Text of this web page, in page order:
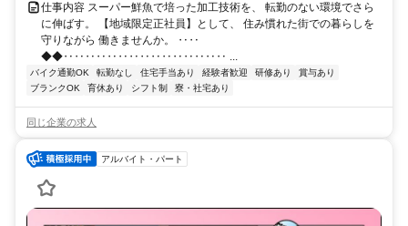
仕事内容 スーパー鮮魚で培った加工技術を、 転勤のない環境でさら
に伸ばす。 【地域限定正社員】として、 住み慣れた街での暮らしを
守りながら 働きませんか。 ‥‥
◆◆‥‥‥‥‥‥‥‥‥‥‥‥‥‥‥ ...
バイク通勤OK 転勤なし 住宅手当あり 経験者歓迎 研修あり
賞与あり
ブランクOK
育休あり シフト制 寮・社宅あり
同じ企業の求人
アルバイト・パート